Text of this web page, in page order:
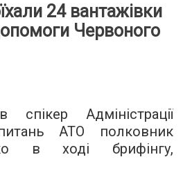
24 вантажівки
Червоного
Адміністрації
АТО полковник
в ході брифінгу,